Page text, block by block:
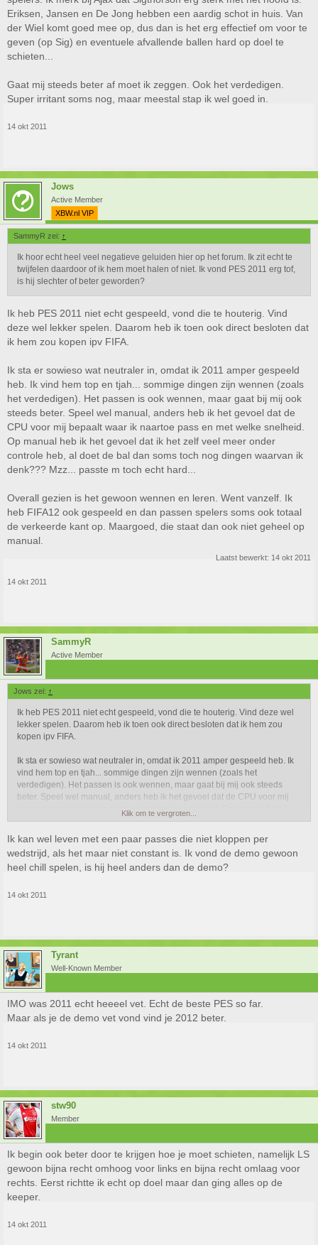
Eriksen, Jansen en De Jong hebben een aardig schot in huis. Van
der Wiel komt goed mee op, dus dan is het erg effectief om voor te
geven (op Sig) en eventuele afvallende ballen hard op doel te
schieten...
Gaat mij steeds beter af moet ik zeggen. Ook het verdedigen.
Super irritant soms nog, maar meestal stap ik wel goed in.
14 okt 2011
Jows
Active Member
XBW.nl VIP
SammyR zei: ↑
Ik hoor echt heel veel negatieve geluiden hier op het forum. Ik zit echt te
twijfelen daardoor of ik hem moet halen of niet. Ik vond PES 2011 erg tof,
is hij slechter of beter geworden?
Ik heb PES 2011 niet echt gespeeld, vond die te houterig. Vind
deze wel lekker spelen. Daarom heb ik toen ook direct besloten dat
ik hem zou kopen ipv FIFA.
Ik sta er sowieso wat neutraler in, omdat ik 2011 amper gespeeld
heb. Ik vind hem top en tjah... sommige dingen zijn wennen (zoals
het verdedigen). Het passen is ook wennen, maar gaat bij mij ook
steeds beter. Speel wel manual, anders heb ik het gevoel dat de
CPU voor mij bepaalt waar ik naartoe pass en met welke snelheid.
Op manual heb ik het gevoel dat ik het zelf veel meer onder
controle heb, al doet de bal dan soms toch nog dingen waarvan ik
denk??? Mzz... passte m toch echt hard...
Overall gezien is het gewoon wennen en leren. Went vanzelf. Ik
heb FIFA12 ook gespeeld en dan passen spelers soms ook totaal
de verkeerde kant op. Maargoed, die staat dan ook niet geheel op
manual.
Laatst bewerkt: 14 okt 2011
14 okt 2011
SammyR
Active Member
Jows zei: ↑
Ik heb PES 2011 niet echt gespeeld, vond die te houterig. Vind deze wel
lekker spelen. Daarom heb ik toen ook direct besloten dat ik hem zou
kopen ipv FIFA.
Ik sta er sowieso wat neutraler in, omdat ik 2011 amper gespeeld heb. Ik
vind hem top en tjah... sommige dingen zijn wennen (zoals het
verdedigen). Het passen is ook wennen, maar gaat bij mij ook steeds
beter. Speel wel manual, anders heb ik het gevoel dat de CPU voor mij
bepaalt waar ik naartoe pass en met welke snelheid. Op manual heb ik
het gevoel dat ik het zelf veel meer onder controle heb, al doet de bal dan
soms toch nog dingen waarvan ik denk??? Mzz... passte m toch echt
hard...
Overall gezien is het gewoon wennen en leren. Went vanzelf. Ik heb
verkeerde kant op. Maargoed, die staat dan ook niet geheel op manual.
Klik om te vergroten...
Ik kan wel leven met een paar passes die niet kloppen per
wedstrijd, als het maar niet constant is. Ik vond de demo gewoon
heel chill spelen, is hij heel anders dan de demo?
14 okt 2011
Tyrant
Well-Known Member
IMO was 2011 echt heeeel vet. Echt de beste PES so far.
Maar als je de demo vet vond vind je 2012 beter.
14 okt 2011
stw90
Member
Ik begin ook beter door te krijgen hoe je moet schieten, namelijk LS
gewoon bijna recht omhoog voor links en bijna recht omlaag voor
rechts. Eerst richtte ik echt op doel maar dan ging alles op de
keeper.
14 okt 2011